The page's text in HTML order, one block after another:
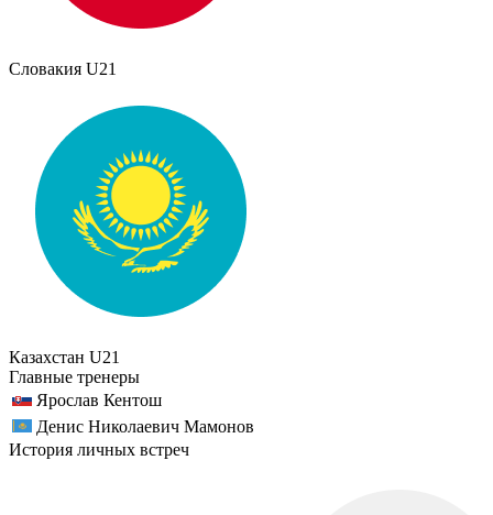
Словакия U21
Казахстан U21
Главные тренеры
Ярослав Кентош
Денис Николаевич Мамонов
История личных встреч